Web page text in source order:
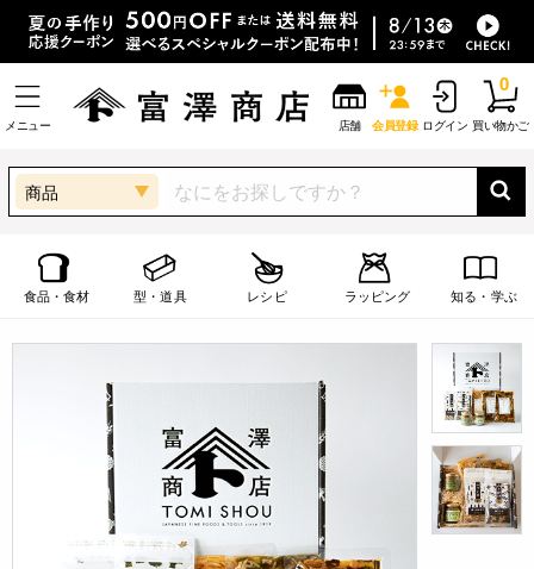
メニュー 店舗 会員登録 ログイン 買い物かご
0
商品
食品・食材 型・道具 レシピ ラッピング 知る・学ぶ